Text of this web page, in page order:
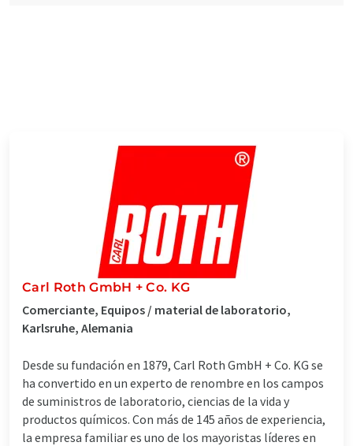
Carl Roth GmbH + Co. KG
Comerciante, Equipos / material de laboratorio,
Karlsruhe, Alemania
Desde su fundación en 1879, Carl Roth GmbH + Co. KG se
ha convertido en un experto de renombre en los campos
de suministros de laboratorio, ciencias de la vida y
productos químicos. Con más de 145 años de experiencia,
la empresa familiar es uno de los mayoristas líderes en